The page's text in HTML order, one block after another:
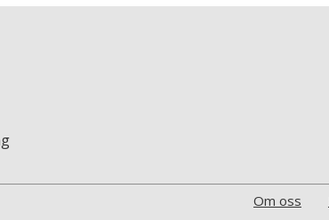
Om oss